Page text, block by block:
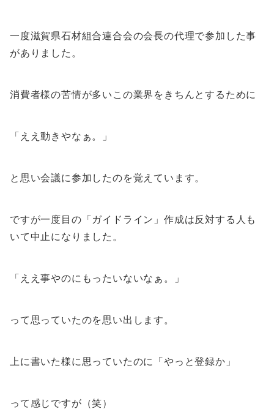
一度滋賀県石材組合連合会の会長の代理で参加した事
がありました。
消費者様の苦情が多いこの業界をきちんとするために
「ええ動きやなぁ。」
と思い会議に参加したのを覚えています。
ですが一度目の「ガイドライン」作成は反対する人も
いて中止になりました。
「ええ事やのにもったいないなぁ。」
って思っていたのを思い出します。
上に書いた様に思っていたのに「やっと登録か」
って感じですが（笑）